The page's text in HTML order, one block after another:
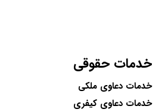
خدمات حقوقی
خدمات دعاوی ملکی
خدمات دعاوی کیفری